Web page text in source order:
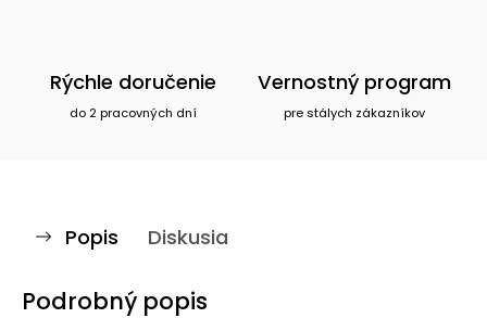
Rýchle doručenie
do 2 pracovných dní
Vernostný program
pre stálych zákazníkov
Popis Diskusia
Podrobný popis